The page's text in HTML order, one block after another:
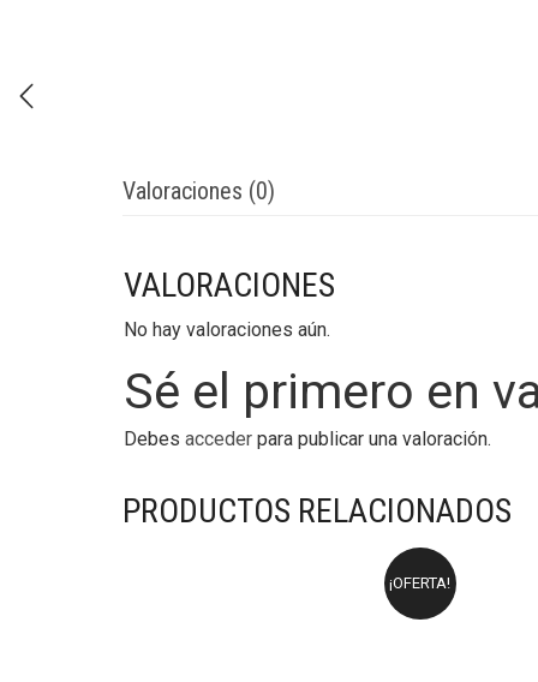
Valoraciones (0)
VALORACIONES
No hay valoraciones aún.
Sé el primero en
Debes acceder para publicar una valoración.
PRODUCTOS RELACIONADOS
¡OFERTA!